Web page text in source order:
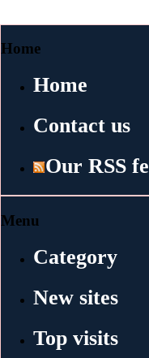
Home
Home
Contact us
Our RSS
Menu
Category
New sites
Top visits